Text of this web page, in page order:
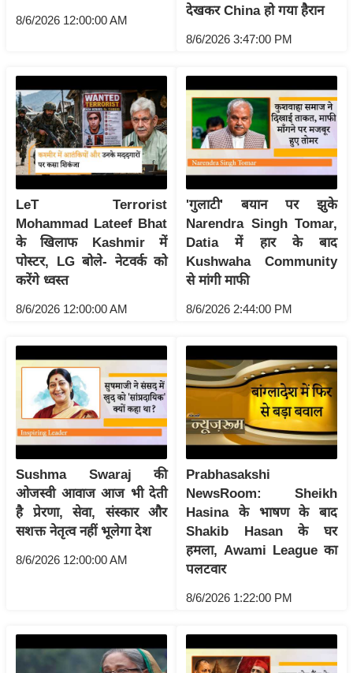
र
.
चा
य
प
र
स
मी
क्षा
ध
ति
ष
म
हि
मा
/
ध
र्म
स्थ
त्यो
हा
8/6/2026 12:00:00 AM
देखकर China हो गया हैरान
8/6/2026 3:47:00 PM
LeT Terrorist
Mohammad Lateef Bhat
के खिलाफ Kashmir में
पोस्टर, LG बोले- नेटवर्क को
करेंगे ध्वस्त
8/6/2026 12:00:00 AM
'गुलाटी' बयान पर झुके
Narendra Singh Tomar,
Datia में हार के बाद
Kushwaha Community
से मांगी माफी
8/6/2026 2:44:00 PM
Sushma Swaraj की
ओजस्वी आवाज आज भी देती
है प्रेरणा, सेवा, संस्कार और
सशक्त नेतृत्व नहीं भूलेगा देश
8/6/2026 12:00:00 AM
Prabhasakshi
NewsRoom: Sheikh
Hasina के भाषण के बाद
Shakib Hasan के घर
हमला, Awami League का
पलटवार
8/6/2026 1:22:00 PM